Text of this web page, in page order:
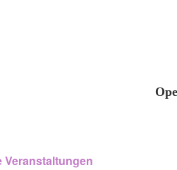
Veranstaltungen